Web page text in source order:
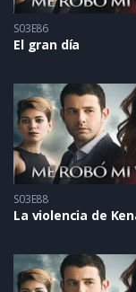
S03E86
El gran día
S03E88
La violencia de